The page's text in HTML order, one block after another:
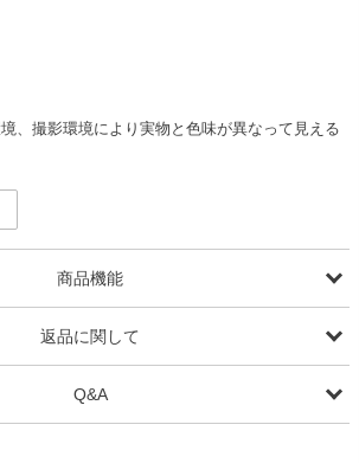
、撮影環境により実物と色味が異なって見える
商品機能
返品に関して
Q&A